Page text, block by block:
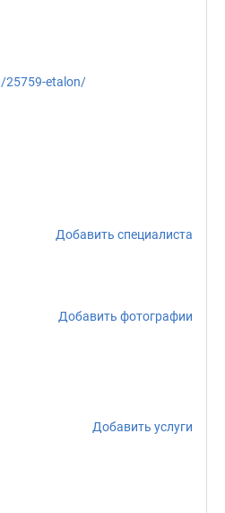
25759-etalon/
Добавить специалиста
Добавить фотографии
Добавить услуги